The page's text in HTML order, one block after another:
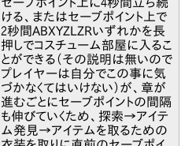
ける、またはセーブポイント上で
2秒間ABXYZLZRいずれかを長
押しでコスチューム部屋に入るこ
とができる（その説明は無いので
プレイヤーは自分でこの事に気
づかなくてはいけない）が、章が
進むごとにセーブポイントの間隔
も伸びていくため、探索→アイテ
ム発見→アイテムを取るための